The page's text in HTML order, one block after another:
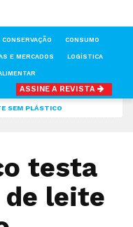
CONSERVAÇÃO CONSUMO
E MERCADOS LOGÍSTICA
ASSINE A REVISTA
SEM PLÁSTICO
testa
de leite